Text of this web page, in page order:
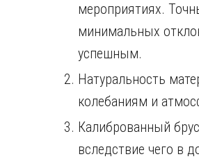
мероприятиях.
минимальных
успешным.
Натуральность
колебаниям и
Калиброванный
вследствие чего в